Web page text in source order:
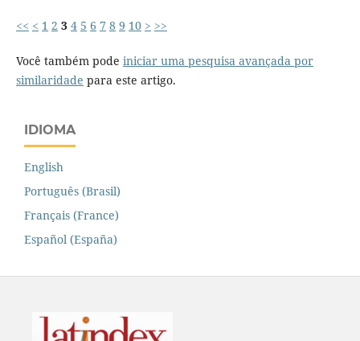
<< < 1 2 3 4 5 6 7 8 9 10 > >>
Você também pode iniciar uma pesquisa avançada por
similaridade para este artigo.
IDIOMA
English
Português (Brasil)
Français (France)
Español (España)